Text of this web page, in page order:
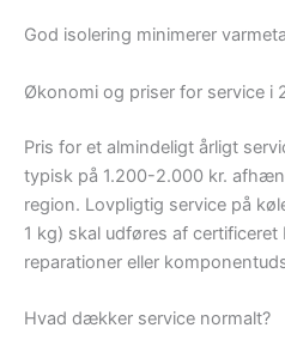
God isolering minimerer
Økonomi og priser for service i
Pris for et almindeligt årligt
typisk på 1.200-2.000 kr.
region. Lovpligtig service på
1 kg) skal udføres af
reparationer eller
Hvad dækker service normalt?